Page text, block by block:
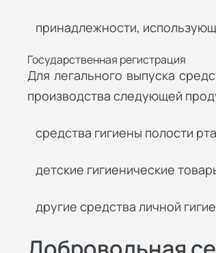
принадлежности,
Государственная регистрация
Для легального выпуска
производства следующей
средства гигиены полости
детские гигиенические
другие средства личной